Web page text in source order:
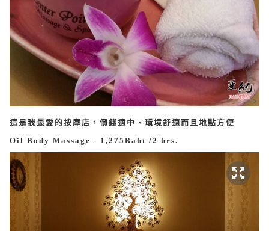
這是我最愛的按摩店，價錢適中、環境舒適而且地點方便
Oil Body Massage - 1,275Baht /2 hrs.